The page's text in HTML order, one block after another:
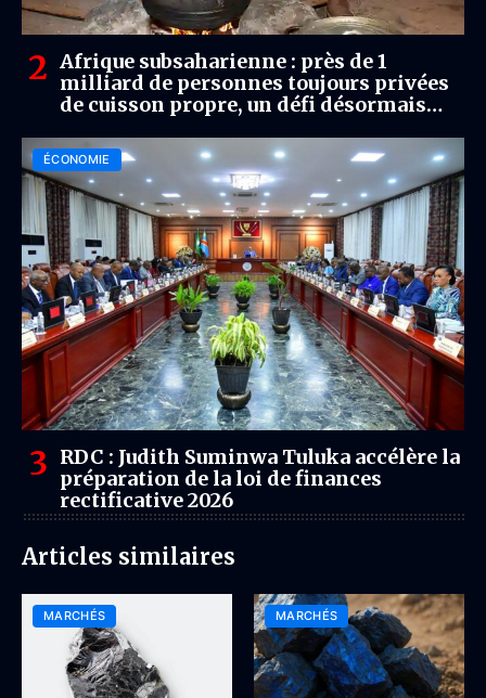
Afrique subsaharienne : près de 1
milliard de personnes toujours privées
de cuisson propre, un défi désormais
(Rapport)
ÉCONOMIE
RDC : Judith Suminwa Tuluka accélère la
préparation de la loi de finances
rectificative 2026
Articles similaires
MARCHÉS MARCHÉS